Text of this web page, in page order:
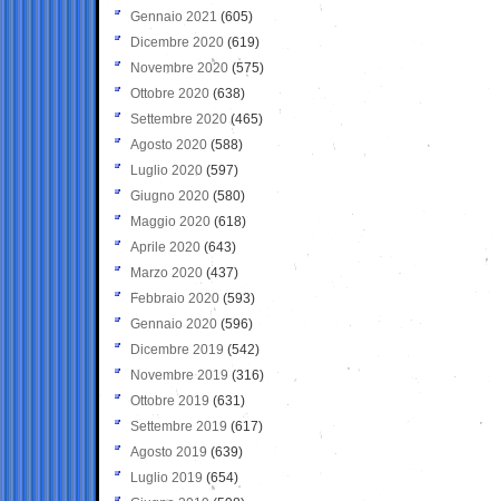
Gennaio 2021 (605)
Dicembre 2020 (619)
Novembre 2020 (575)
Ottobre 2020 (638)
Settembre 2020(465)
Agosto 2020 (588)
Luglio 2020 (597)
Giugno 2020 (580)
Maggio 2020 (618)
Aprile 2020 (643)
Marzo 2020 (437)
Febbraio 2020 (593)
Gennaio 2020 (596)
Dicembre 2019 (542)
Novembre 2019 (316)
Ottobre 2019 (631)
Settembre 2019 (617)
Agosto 2019 (639)
Luglio 2019 (654)